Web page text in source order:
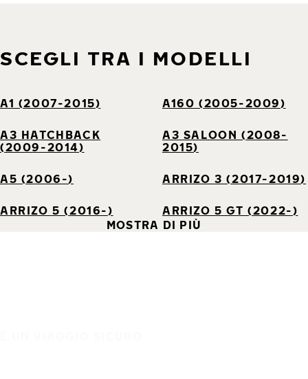
SCEGLI TRA I MODELLI
A1 (2007-2015) A160 (2005-2009)
A3 HATCHBACK
(2009-2014)
A3 SALOON (2008-
2015)
A5 (2006-) ARRIZO 3 (2017-2019)
ARRIZO 5 (2016-)
ARRIZO 5 GT (2022-)
MOSTRA DI PIÙ